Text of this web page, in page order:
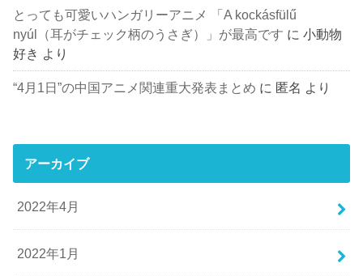
とっても可愛いハンガリーアニメ 「A kockásfülű
nyúl（耳がチェック柄のうさぎ）」が最高です に小動物
好き より
“4月1日”の中国アニメ関連重大発表まとめ に 匿名 より
アーカイブ
2022年4月
2022年1月